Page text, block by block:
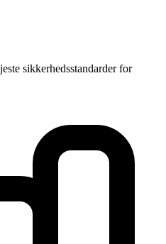
sikkerhedsstandarder for